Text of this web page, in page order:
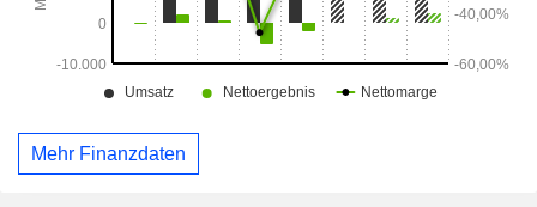
Mehr Finanzdaten